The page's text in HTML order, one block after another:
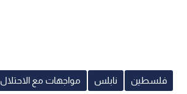
فلسطين نابلس مواجهات مع الاحتلال